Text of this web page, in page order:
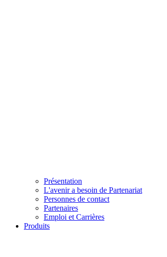
Présentation
L'avenir a besoin de Partenariat
Personnes de contact
Partenaires
Emploi et Carrières
Produits